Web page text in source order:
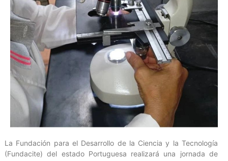
La Fundación para el Desarrollo de la Ciencia y la Tecnología
(Fundacite) del estado Portuguesa realizará una jornada de